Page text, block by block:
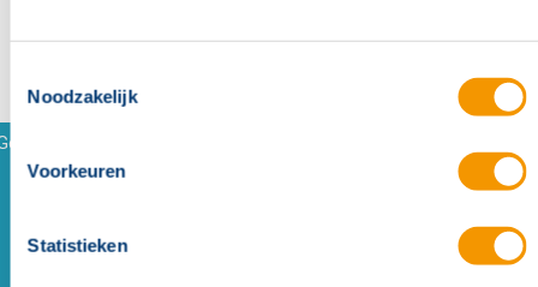
Noodzakelijk
Voorkeuren
Statistieken
referenties